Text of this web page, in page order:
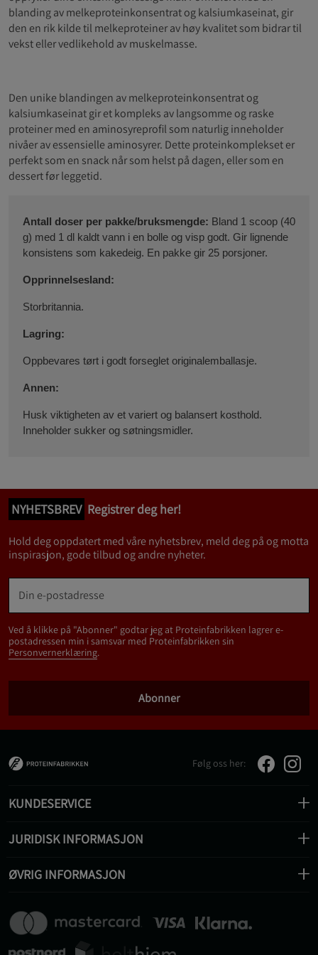
blanding av melkeproteinkonsentrat og kalsiumkaseinat, gir
den en rik kilde til melkeproteiner av høy kvalitet som bidrar til
vekst eller vedlikehold av muskelmasse.
Den unike blandingen av melkeproteinkonsentrat og
kalsiumkaseinat gir et kompleks av langsomme og raske
proteiner med en aminosyreprofil som naturlig inneholder
nivåer av essensielle aminosyrer. Dette proteinkomplekset er
perfekt som en snack når som helst på dagen, eller som en
dessert før leggetid.
Antall doser per pakke/bruksmengde: Bland 1 scoop (40
g) med 1 dl kaldt vann i en bolle og visp godt. Gir lignende
konsistens som kakedeig. En pakke gir 25 porsjoner.
Opprinnelsesland:
Storbritannia.
Lagring:
Oppbevares tørt i godt forseglet originalemballasje.
Annen:
Husk viktigheten av et variert og balansert kosthold.
Inneholder sukker og søtningsmidler.
NYHETSBREV Registrer deg her!
Hold deg oppdatert med våre nyhetsbrev, meld deg på og motta
inspirasjon, gode tilbud og andre nyheter.
Ved å klikke på "Abonner" godtar jeg at Proteinfabrikken lagrer e-
postadressen min i samsvar med Proteinfabrikken sin
Personvernerklæring.
Abonner
Følg oss her:
KUNDESERVICE
JURIDISK INFORMASJON
ØVRIG INFORMASJON